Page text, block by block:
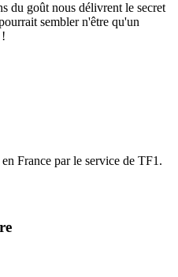
du goût nous délivrent le secret
sembler n'être qu'un
France par le service de TF1.